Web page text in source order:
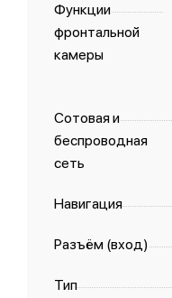
Функции
фронтальной
камеры
Сотовая и
беспроводная
сеть
Навигация
Разъём (вход)
Тип